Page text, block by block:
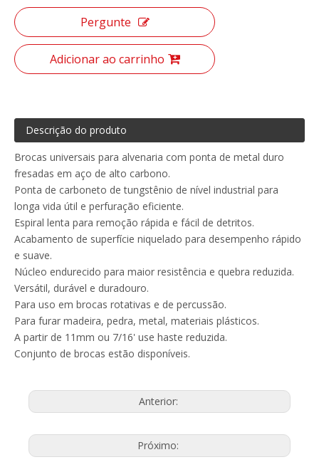
Pergunte
Adicionar ao carrinho
Descrição do produto
Brocas universais para alvenaria com ponta de metal duro
fresadas em aço de alto carbono.
Ponta de carboneto de tungstênio de nível industrial para
longa vida útil e perfuração eficiente.
Espiral lenta para remoção rápida e fácil de detritos.
Acabamento de superfície niquelado para desempenho rápido
e suave.
Núcleo endurecido para maior resistência e quebra reduzida.
Versátil, durável e duradouro.
Para uso em brocas rotativas e de percussão.
Para furar madeira, pedra, metal, materiais plásticos.
A partir de 11mm ou 7/16' use haste reduzida.
Conjunto de brocas estão disponíveis.
Anterior:
Próximo: